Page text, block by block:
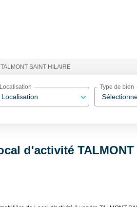
TALMONT SAINT HILAIRE
Localisation
Localisation Type de bien
d'activité